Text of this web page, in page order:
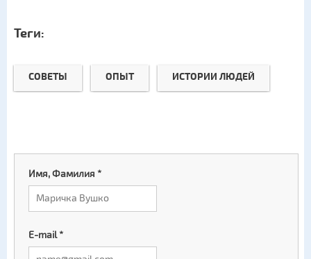
Теги:
СОВЕТЫ ОПЫТ ИСТОРИИ ЛЮДЕЙ
Имя, Фамилия *
E-mail*